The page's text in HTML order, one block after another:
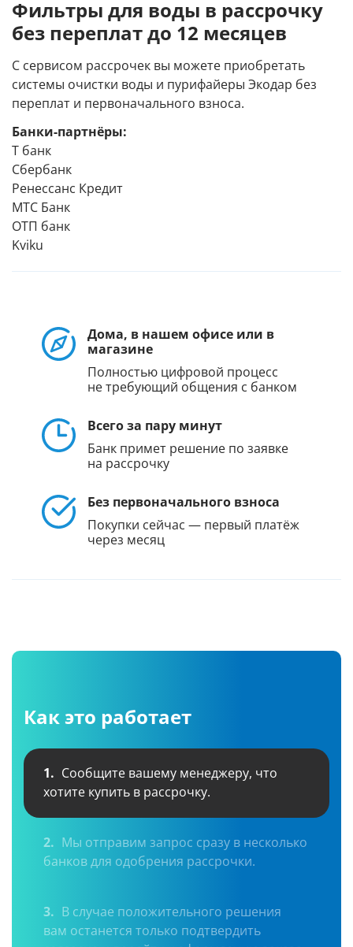
Фильтры для воды в рассрочку
без переплат до 12 месяцев
С сервисом рассрочек вы можете приобретать
системы очистки воды и пурифайеры Экодар без
переплат и первоначального взноса.
Банки-партнёры:
Т банк
Сбербанк
Ренессанс Кредит
МТС Банк
ОТП банк
Kviku
Дома, в нашем офисе или в
магазине
Полностью цифровой процесс
не требующий общения с банком
Всего за пару минут
Банк примет решение по заявке
на рассрочку
Без первоначального взноса
Покупки сейчас — первый платёж
через месяц
Как это работает
1. Сообщите вашему менеджеру, что
хотите купить в рассрочку.
2.
Мы отправим запрос сразу в несколько
банков для одобрения рассрочки.
3.
В случае положительного решения
вам останется только подтвердить